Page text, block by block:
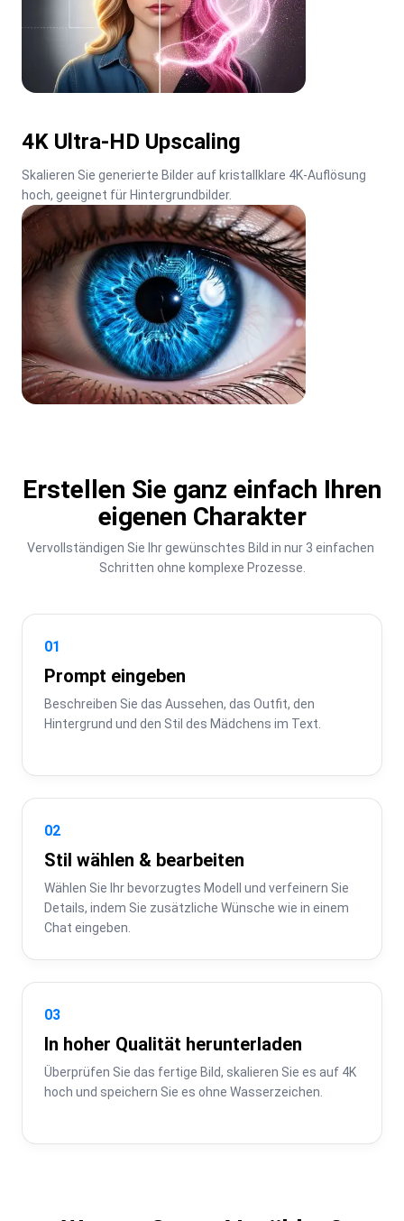
4K Ultra-HD Upscaling
Skalieren Sie generierte Bilder auf kristallklare 4K-Auflösung
hoch, geeignet für Hintergrundbilder.
Erstellen Sie ganz einfach Ihren
eigenen Charakter
Vervollständigen Sie Ihr gewünschtes Bild in nur 3 einfachen
Schritten ohne komplexe Prozesse.
01
Prompt eingeben
Beschreiben Sie das Aussehen, das Outfit, den
Hintergrund und den Stil des Mädchens im Text.
02
Stil wählen & bearbeiten
Wählen Sie Ihr bevorzugtes Modell und verfeinern Sie
Details, indem Sie zusätzliche Wünsche wie in einem
Chat eingeben.
03
In hoher Qualität herunterladen
Überprüfen Sie das fertige Bild, skalieren Sie es auf 4K
hoch und speichern Sie es ohne Wasserzeichen.